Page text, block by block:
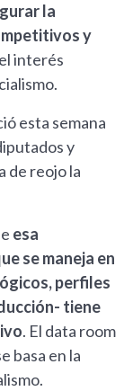
la
y
interés
esta semana
y
de reojo la
esa
se maneja en
perfiles
tiene
. El data room
basa en la